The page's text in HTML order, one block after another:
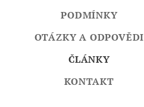
PODMÍNKY
OTÁZKY A ODPOVĚDI
ČLÁNKY
KONTAKT